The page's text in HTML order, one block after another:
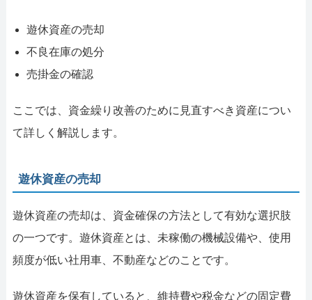
遊休資産の売却
不良在庫の処分
売掛金の確認
ここでは、資金繰り改善のために見直すべき資産につい
て詳しく解説します。
遊休資産の売却
遊休資産の売却は、資金確保の方法として有効な選択肢
の一つです。遊休資産とは、未稼働の機械設備や、使用
頻度が低い社用車、不動産などのことです。
遊休資産を保有していると、維持費や税金などの固定費